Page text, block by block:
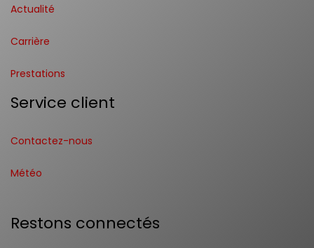
Actualité
Carrière
Prestations
Service client
Contactez-nous
Météo
Restons connectés